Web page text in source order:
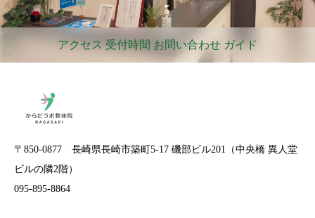
アクセス 受付時間 お問い合わせ ガイド
〒850-0877 長崎県長崎市築町5-17 磯部ビル201（中央橋 異人堂
ビルの隣2階）
095-895-8864